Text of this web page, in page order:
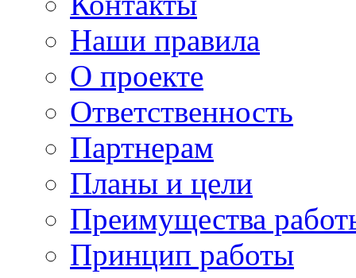
Наши правила
О проекте
Ответственность
Партнерам
Планы и цели
Преимущества
Принцип работы